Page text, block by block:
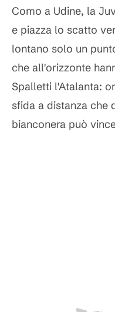
Como a Udine, la
e piazza lo scatto
lontano solo un
che all'orizzonte
Spalletti l'Atalanta:
sfida a distanza che
bianconera può